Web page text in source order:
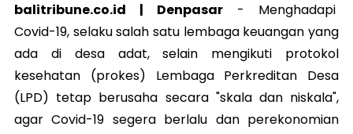
balitribune.co.id | Denpasar - Menghadapi
Covid-19, selaku salah satu lembaga keuangan yang
ada di desa adat, selain mengikuti protokol
kesehatan (prokes) Lembaga Perkreditan Desa
(LPD) tetap berusaha secara "skala dan niskala",
agar Covid-19 segera berlalu dan perekonomian